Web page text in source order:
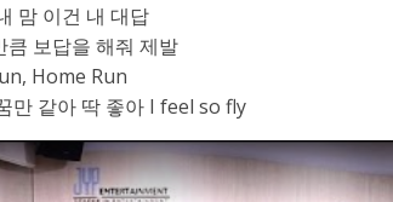
맘 이건 내 대답
큼 보답을 해줘 제발
Home Run
만 같아 딱 좋아 I feel so fly